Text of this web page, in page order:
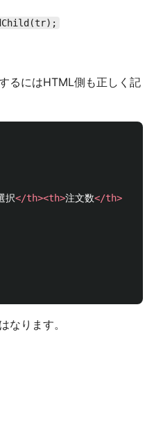
るにはHTML側も正しく記
択</th><th>注文数</th>
なります。